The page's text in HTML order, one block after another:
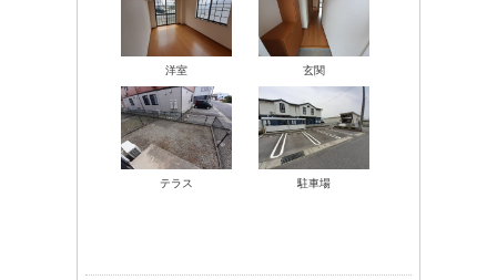
洋室 玄関
テラス 駐車場